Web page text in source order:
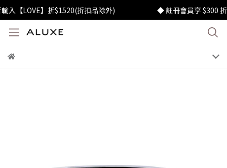
LOVE】折$1520(折扣品除外) ◆ 註冊會員享 $300 折價券